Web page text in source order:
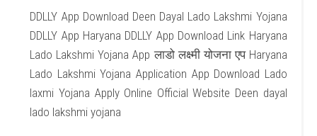
DDLLY App Download Deen Dayal Lado Lakshmi Yojana
DDLLY App Haryana DDLLY App Download Link Haryana
Lado Lakshmi Yojana App लाडो लक्ष्मी योजना एप Haryana
Lado Lakshmi Yojana Application App Download Lado
laxmi Yojana Apply Online Official Website Deen dayal
lado lakshmi yojana